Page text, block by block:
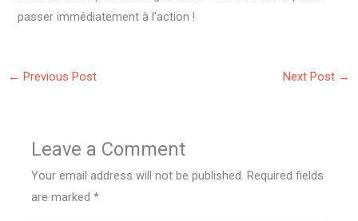
passer immédiatement à l’action !
← Previous Post Next Post →
Leave a Comment
Your email address will not be published. Required fields
are marked*